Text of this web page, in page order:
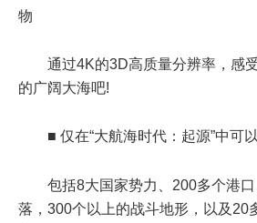
物
通过4K的3D高质量分辨率，感
的广阔大海吧!
■ 仅在“大航海时代：起源”中可
包括8大国家势力、200多个港
落，300个以上的战斗地形，以及20